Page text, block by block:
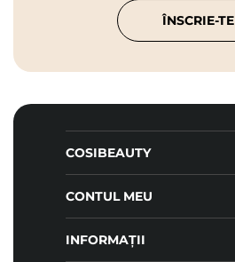
ÎNSCRIE-TE
COSIBEAUTY
CONTUL MEU
INFORMAȚII